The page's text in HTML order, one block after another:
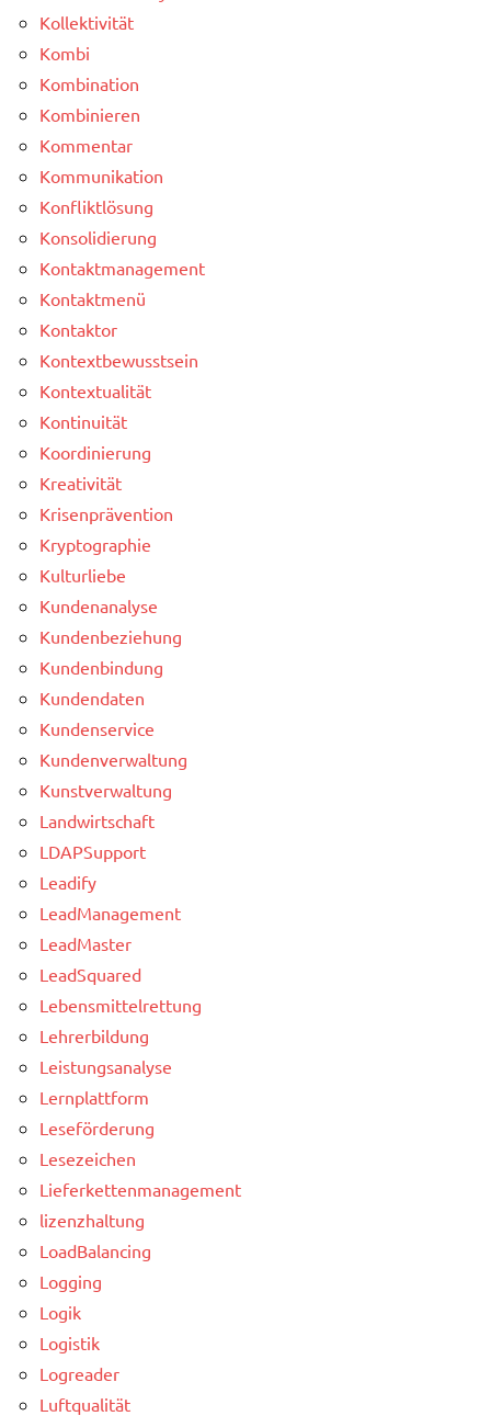
Kollektivität
Kombi
Kombination
Kombinieren
Kommentar
Kommunikation
Konfliktlösung
Konsolidierung
Kontaktmanagement
Kontaktmenü
Kontaktor
Kontextbewusstsein
Kontextualität
Kontinuität
Koordinierung
Kreativität
Krisenprävention
Kryptographie
Kulturliebe
Kundenanalyse
Kundenbeziehung
Kundenbindung
Kundendaten
Kundenservice
Kundenverwaltung
Kunstverwaltung
Landwirtschaft
LDAPSupport
Leadify
LeadManagement
LeadMaster
LeadSquared
Lebensmittelrettung
Lehrerbildung
Leistungsanalyse
Lernplattform
Leseförderung
Lesezeichen
Lieferkettenmanagement
lizenzhaltung
LoadBalancing
Logging
Logik
Logistik
Logreader
Luftqualität